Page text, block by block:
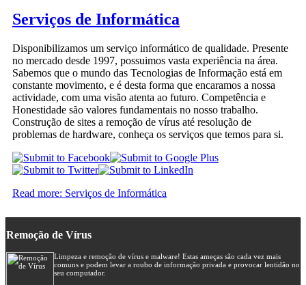
Serviços de Informática
Disponibilizamos um serviço informático de qualidade. Presente
no mercado desde 1997, possuimos vasta experiência na área.
Sabemos que o mundo das Tecnologias de Informação está em
constante movimento, e é desta forma que encaramos a nossa
actividade, com uma visão atenta ao futuro. Competência e
Honestidade são valores fundamentais no nosso trabalho.
Construção de sites a remoção de vírus até resolução de
problemas de hardware, conheça os serviços que temos para si.
Read more: Serviços de Informática
Remoção de Vírus
Limpeza e remoção de vírus e malware! Estas ameças são cada vez mais
comuns e podem levar a roubo de informação privada e provocar lentidão no
seu computador.